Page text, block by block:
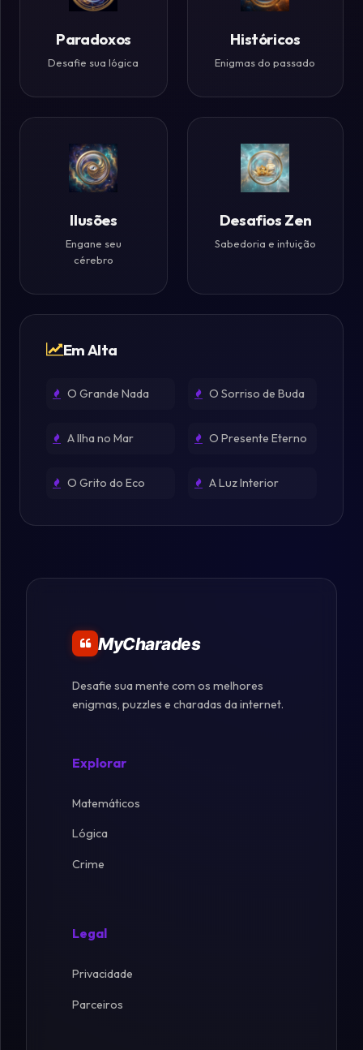
Paradoxos
Desafie sua lógica
Históricos
Enigmas do passado
Ilusões
Engane seu
cérebro
Desafios Zen
Sabedoria e intuição
Em Alta
O Grande Nada O Sorriso de Buda
A Ilha no Mar O Presente Eterno
O Grito do Eco A Luz Interior
MyCharades
Desafie sua mente com os melhores
enigmas, puzzles e charadas da internet.
Explorar
Matemáticos
Lógica
Crime
Legal
Privacidade
Parceiros